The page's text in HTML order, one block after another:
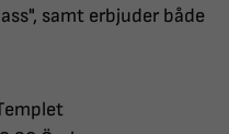
samt erbjuder både